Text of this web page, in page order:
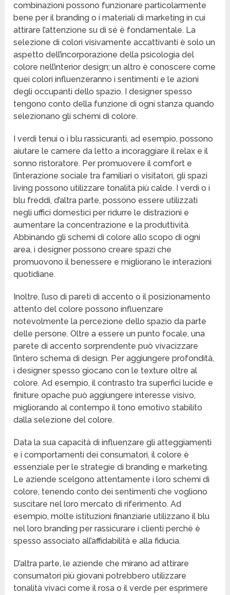
combinazioni possono funzionare particolarmente
bene per il branding o i materiali di marketing in cui
attirare l’attenzione su di sé è fondamentale. La
selezione di colori visivamente accattivanti è solo un
aspetto dell’incorporazione della psicologia del
colore nell’interior design; un altro è conoscere come
quei colori influenzeranno i sentimenti e le azioni
degli occupanti dello spazio. I designer spesso
tengono conto della funzione di ogni stanza quando
selezionano gli schemi di colore.
I verdi tenui o i blu rassicuranti, ad esempio, possono
aiutare le camere da letto a incoraggiare il relax e il
sonno ristoratore. Per promuovere il comfort e
l’interazione sociale tra familiari o visitatori, gli spazi
living possono utilizzare tonalità più calde. I verdi o i
blu freddi, d’altra parte, possono essere utilizzati
negli uffici domestici per ridurre le distrazioni e
aumentare la concentrazione e la produttività.
Abbinando gli schemi di colore allo scopo di ogni
area, i designer possono creare spazi che
promuovono il benessere e migliorano le interazioni
quotidiane.
Inoltre, l’uso di pareti di accento o il posizionamento
attento del colore possono influenzare
notevolmente la percezione dello spazio da parte
delle persone. Oltre a essere un punto focale, una
parete di accento sorprendente può vivacizzare
l’intero schema di design. Per aggiungere profondità,
i designer spesso giocano con le texture oltre al
colore. Ad esempio, il contrasto tra superfici lucide e
finiture opache può aggiungere interesse visivo,
migliorando al contempo il tono emotivo stabilito
dalla selezione del colore.
Data la sua capacità di influenzare gli atteggiamenti
e i comportamenti dei consumatori, il colore è
essenziale per le strategie di branding e marketing.
Le aziende scelgono attentamente i loro schemi di
colore, tenendo conto dei sentimenti che vogliono
suscitare nel loro mercato di riferimento. Ad
esempio, molte istituzioni finanziarie utilizzano il blu
nel loro branding per rassicurare i clienti perché è
spesso associato all’affidabilità e alla fiducia.
D’altra parte, le aziende che mirano ad attirare
consumatori più giovani potrebbero utilizzare
tonalità vivaci come il rosa o il verde per esprimere